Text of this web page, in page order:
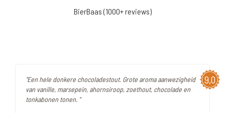
BierBaas (1000+ reviews)
9,0
"Een hele donkere chocoladestout. Grote aroma aanwezigheid
van vanille, marsepein, ahornsiroop, zoethout, chocolade en
tonkabonen tonen. "